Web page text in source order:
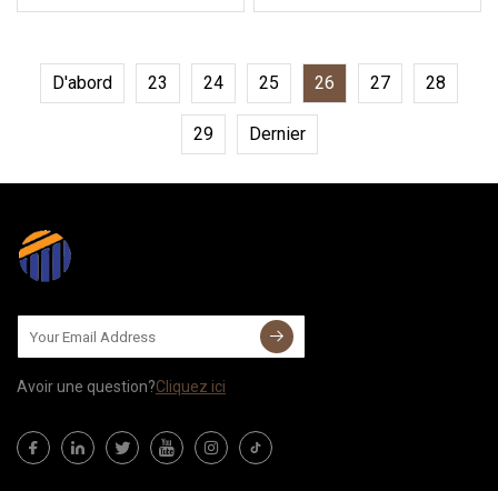
D'abord 23 24 25 26 27 28
29 Dernier
Avoir une question?Cliquez ici